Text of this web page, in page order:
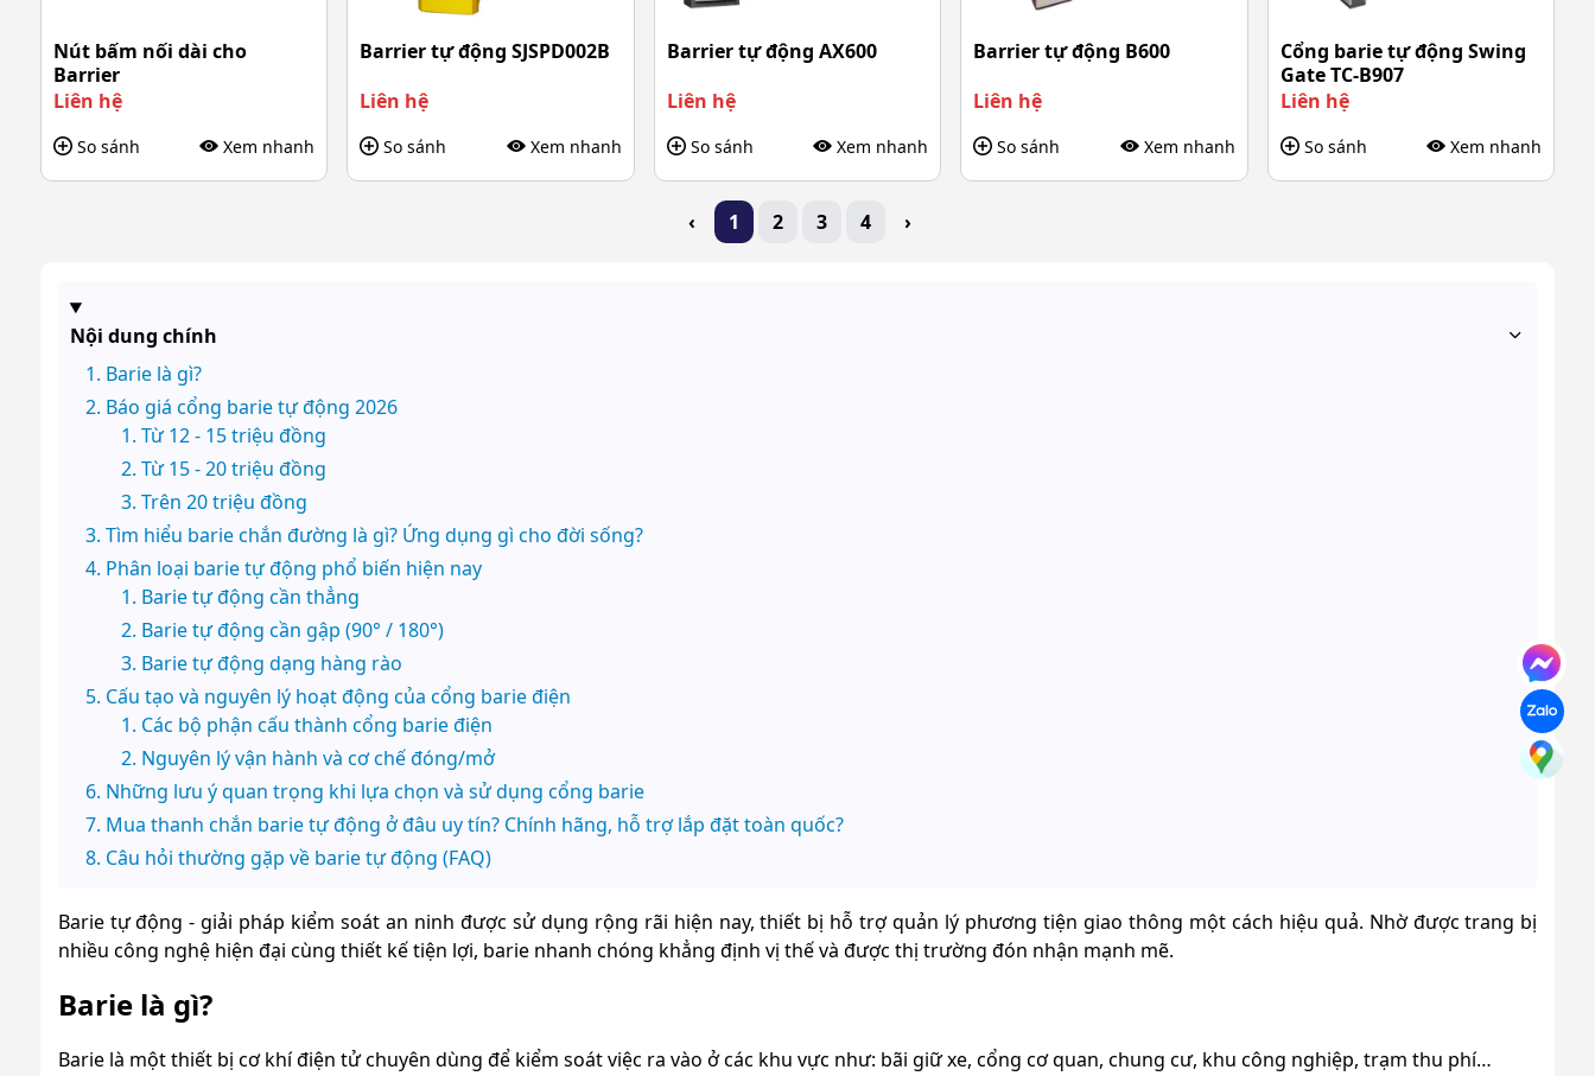
Nút bấm nối dài cho
Barrier
Liên hệ
So sánh Xem nhanh
Barrier tự động SJSPD002B
Liên hệ
So sánh Xem nhanh
Barrier tự động AX600
Liên hệ
So sánh Xem nhanh
Barrier tự động B600
Liên hệ
So sánh Xem nhanh
Cổng barie tự động Swing
Gate TC-B907
Liên hệ
So sánh Xem nhanh
‹ 1 2 3 4 ›
Nội dung chính
Barie là gì?
Báo giá cổng barie tự động 2026
Từ 12 - 15 triệu đồng
Từ 15 - 20 triệu đồng
Trên 20 triệu đồng
Tìm hiểu barie chắn đường là gì? Ứng dụng gì cho đời sống?
Phân loại barie tự động phổ biến hiện nay
Barie tự động cần thẳng
Barie tự động cần gập (90° / 180°)
Barie tự động dạng hàng rào
Cấu tạo và nguyên lý hoạt động của cổng barie điện
Các bộ phận cấu thành cổng barie điện
Nguyên lý vận hành và cơ chế đóng/mở
Những lưu ý quan trọng khi lựa chọn và sử dụng cổng barie
Mua thanh chắn barie tự động ở đâu uy tín? Chính hãng, hỗ trợ lắp đặt toàn quốc?
Câu hỏi thường gặp về barie tự động (FAQ)
Barie tự động - giải pháp kiểm soát an ninh được sử dụng rộng rãi hiện nay, thiết bị hỗ trợ quản lý phương tiện giao thông một cách hiệu quả. Nhờ được trang bị
nhiều công nghệ hiện đại cùng thiết kế tiện lợi, barie nhanh chóng khẳng định vị thế và được thị trường đón nhận mạnh mẽ.
Barie là gì?
Barie là một thiết bị cơ khí điện tử chuyên dùng để kiểm soát việc ra vào ở các khu vực như: bãi giữ xe, cổng cơ quan, chung cư, khu công nghiệp, trạm thu phí…